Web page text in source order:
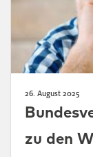
26. August 2025
zu den